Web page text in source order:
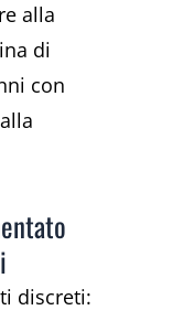
alla
di
con
discreti: